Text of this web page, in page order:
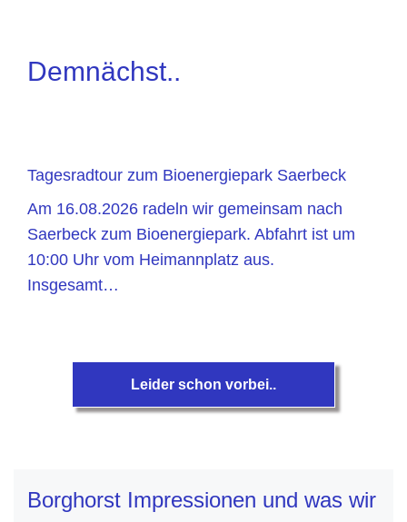
Demnächst..
Tagesradtour zum Bioenergiepark Saerbeck
Am 16.08.2026 radeln wir gemeinsam nach
Saerbeck zum Bioenergiepark. Abfahrt ist um
10:00 Uhr vom Heimannplatz aus.
Insgesamt…
Leider schon vorbei..
Borghorst Impressionen und was wir